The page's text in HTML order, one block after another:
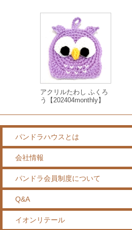
アクリルたわし ふくろ
う【202404monthly】
パンドラハウスとは
会社情報
パンドラ会員制度について
Q&A
イオンリテール